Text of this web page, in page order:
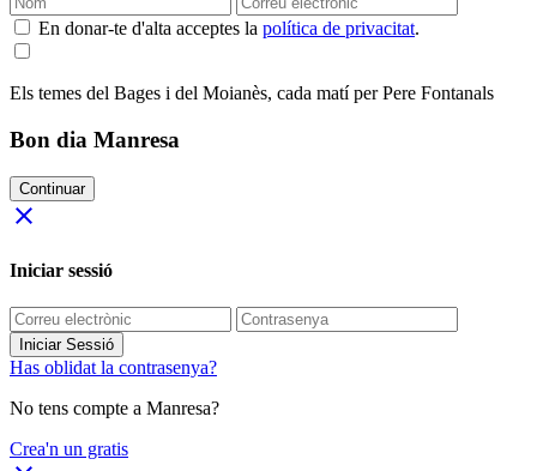
En donar-te d'alta acceptes la política de privacitat.
Els temes del Bages i del Moianès, cada matí per Pere Fontanals
Bon dia Manresa
Continuar
close
Iniciar sessió
Iniciar Sessió
Has oblidat la contrasenya?
No tens compte a Manresa?
Crea'n un gratis